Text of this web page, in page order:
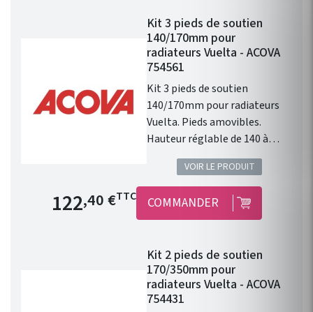
Kit 3 pieds de soutien
140/170mm pour
radiateurs Vuelta - ACOVA
754561
Kit 3 pieds de soutien
140/170mm pour radiateurs
Vuelta. Pieds amovibles.
Hauteur réglable de 140 à
170mm. En complément des
consoles murales. Pack de 3
pieds. Couleur de base blanc,
en 46 couleurs du nuancier
ACOVA.
VOIR LE PRODUIT
Prix de base
122,40 €TTC COMMANDER
Kit 2 pieds de soutien
170/350mm pour
radiateurs Vuelta - ACOVA
754431